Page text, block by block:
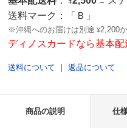
送料マーク：
「Ｂ」
※沖縄へのお届けは別途 ¥2,200
ディノスカードなら基本配
送料について ｜返品について
商品の説明 仕